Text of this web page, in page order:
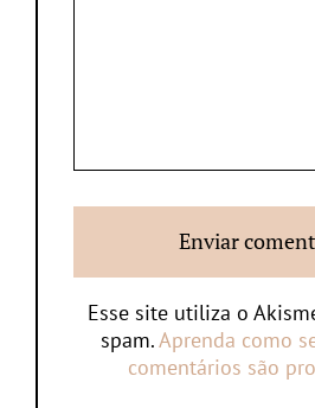
Esse site utiliza o
spam.Aprenda como
comentários são